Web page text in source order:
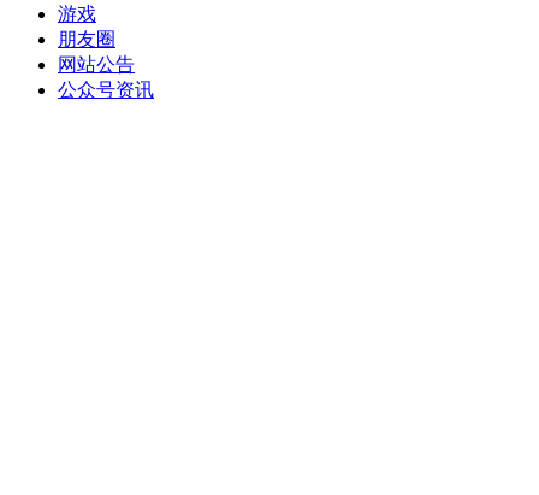
游戏
朋友圈
网站公告
公众号资讯